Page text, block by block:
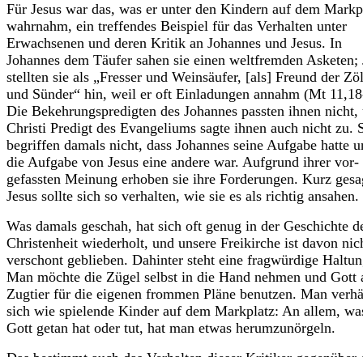
Für Jesus war das, was er unter den Kindern auf dem
wahrnahm, ein treffendes Beispiel für das Verhalten unter
Erwachsenen und deren Kritik an Johannes und Jesus. In
Johannes dem Täufer sahen sie einen weltfremden Asketen;
stellten sie als „Fresser und Weinsäufer, [als] Freund der
und Sünder“ hin, weil er oft Einladungen annahm (Mt
Die Bekehrungspredigten des Johannes passten ihnen nicht,
Christi Predigt des Evange­liums sagte ihnen auch nicht zu.
begriffen damals nicht, dass Johannes seine Aufgabe hatte
die Auf­gabe von Jesus eine andere war. Aufgrund ihrer vor­
gefassten Meinung erhoben sie ihre Forderungen. Kurz
Jesus sollte sich so verhalten, wie sie es als richtig ansahen.
Was damals geschah, hat sich oft genug in der Geschichte
Christenheit wiederholt, und unsere Freikirche ist davon
verschont geblieben. Dahin­ter steht eine fragwürdige
Man möchte die Zügel selbst in die Hand nehmen und Gott
Zugtier für die eigenen frommen Pläne benutzen. Man
sich wie spielende Kinder auf dem Markplatz: An allem,
Gott getan hat oder tut, hat man etwas herumzunörgeln.